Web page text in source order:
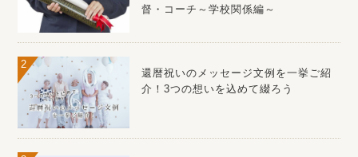
督・コーチ～学校関係編～
還暦祝いのメッセージ文例を一挙ご紹
介！3つの想いを込めて綴ろう